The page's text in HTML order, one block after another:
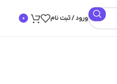
ورود / ثبت نام 0